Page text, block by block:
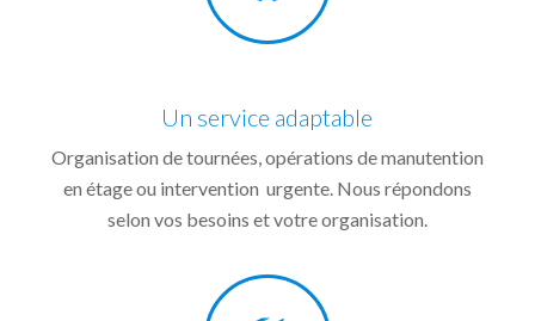
Un service adaptable
Organisation de tournées, opérations de manutention
en étage ou intervention urgente. Nous répondons
selon vos besoins et votre organisation.